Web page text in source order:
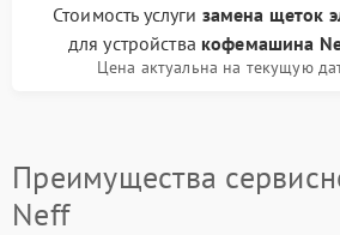
Стоимость услуги замена щеток
для устройства кофемашина
Цена актуальна на текущую
Преимущества
Neff